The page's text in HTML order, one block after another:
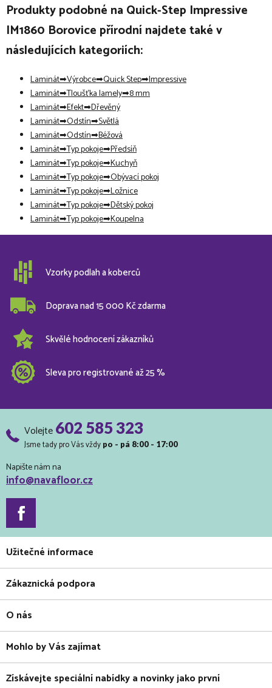
Produkty podobné na Quick-Step Impressive
IM1860 Borovice přírodní najdete také v
následujících kategoriích:
Laminát Výrobce Quick Step Impressive
Laminát Tloušťka lamely 8 mm
Laminát Efekt Dřevěný
Laminát Odstín Světlá
Laminát Odstín Béžová
Laminát Typ pokoje Předsíň
Laminát Typ pokoje Kuchyň
Laminát Typ pokoje Obývací pokoj
Laminát Typ pokoje Ložnice
Laminát Typ pokoje Dětský pokoj
Laminát Typ pokoje Koupelna
Vzorky podlah a koberců
Doprava nad 15 000 Kč zdarma
Skvělé hodnocení zákazníků
Sleva pro registrované až 25 %
Volejte602 585 323
Jsme tady pro Vás vždy po - pá 8:00 - 17:00
Napište nám na
info@navafloor.cz
Užitečné informace
Zákaznická podpora
O nás
Mohlo by Vás zajímat
Získávejte speciální nabídky a novinky jako první